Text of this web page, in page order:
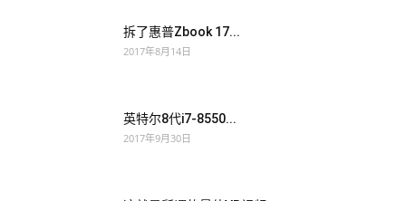
拆了惠普Zbook 17...
2017年8月14日
英特尔8代i7-8550...
2017年9月30日